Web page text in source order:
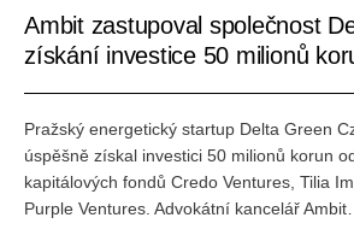
Ambit zastupoval společnost
získání investice 50 milionů
Pražský energetický startup Delta Green
úspěšně získal investici 50 milionů korun
kapitálových fondů Credo Ventures, Tilia
Purple Ventures. Advokátní kancelář Ambit…